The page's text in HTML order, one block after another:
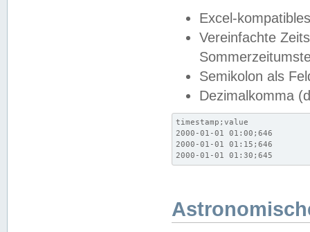
Excel-
Vereinfachte
Semikolon als
Dezimalkomma
timestamp;value
2000-01-01 01:00;646
2000-01-01 01:15;646
2000-01-01 01:30;645